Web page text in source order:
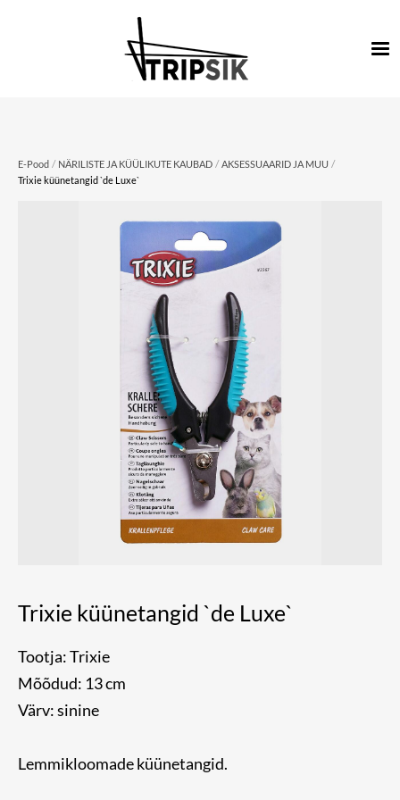
E-Pood / NÄRILISTE JA KÜÜLIKUTE KAUBAD / AKSESSUAARID JA MUU /
Trixie küünetangid `de Luxe`
Trixie küünetangid `de Luxe`
Tootja: Trixie
Mõõdud: 13 cm
Värv: sinine
Lemmikloomade küünetangid.